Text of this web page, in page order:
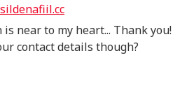
near to my heart... Thank you!
contact details though?